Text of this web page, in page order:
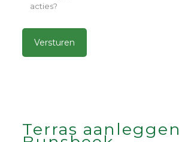
acties?
Terras aanleggen